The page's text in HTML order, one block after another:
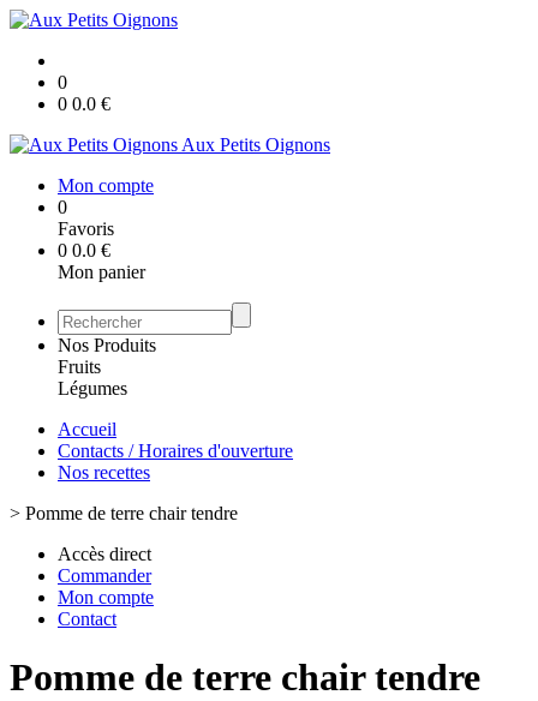
0
0 0.0 €
Aux Petits Oignons
Mon compte
0
Favoris
0 0.0 €
Mon panier
Nos Produits
Fruits
Légumes
Accueil
Contacts / Horaires d'ouverture
Nos recettes
> Pomme de terre chair tendre
Accès direct
Commander
Mon compte
Contact
Pomme de terre chair tendre